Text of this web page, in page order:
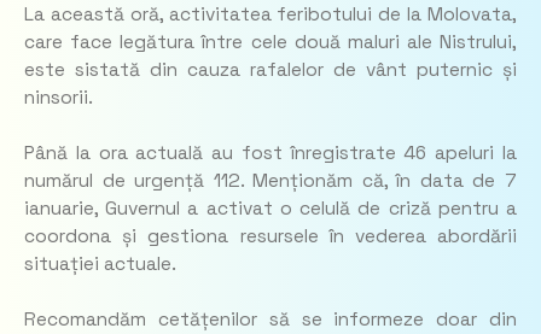
La această oră, activitatea feribotului de la Molovata,
care face legătura între cele două maluri ale Nistrului,
este sistată din cauza rafalelor de vânt puternic și
ninsorii.
Până la ora actuală au fost înregistrate 46 apeluri la
numărul de urgență 112. Menționăm că, în data de 7
ianuarie, Guvernul a activat o celulă de criză pentru a
coordona și gestiona resursele în vederea abordării
situației actuale.
Recomandăm cetățenilor să se informeze doar din